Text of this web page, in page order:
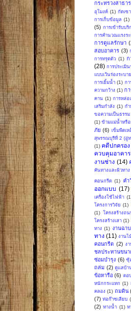
กระทรวงสาธา
อุโมงค์ (1) กัดเซ
การเก็บข้อมูล (1)
(5) การเข้ารับบริ
การคำนวณแรงระ
การดูแลรักษา
สอบอาคาร (3)
การทรุดตัว (1) ก
(28) การประเมิน
แบบเว้นร่องระบา
การเยิ้มน้ำ (1) กา
ความกว้าง (1) กา
คาน (1) การหล่อ
เสริมกำลัง (1) กำ
ขอความเป็นธรรม
(1) ข้ามแม่น้ำหรื
ภัย (6) เข็มพืดเ
สุพรรณบุรีที่ 2 (อู่
(1) คดีปกครอง
ควบคุมอาคาร
งานช่าง (14)
คันทางและผิวทาง
คอนกรีต (1) คำ
ออกแบบ (17)
เครื่องใช้ไฟฟ้า
โครงการวิจัย (1)
(1) โครงสร้างถ
โครงสร้างเสา (1)
ทาง (1) งานฉาบ
ทาง (11) งานไ
คอนกรีต (2) ง
ชลประทานขนา
ซ่อมบำรุง (6) ซุ้
ถล่ม (2) ดูแลบ้า
ข้อหารือ (6) ตอ
หนักกระแทก (1)
คลอง (1) ถมดิน
(7) ท่อก๊าซเลียบ
(2) ทางน้ำ (1) ท